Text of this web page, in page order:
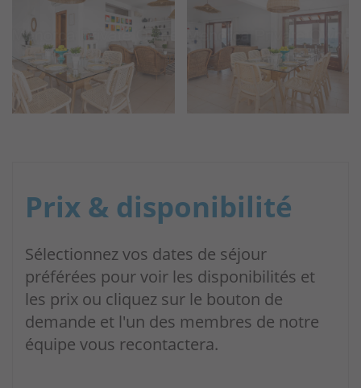
Prix & disponibilité
Sélectionnez vos dates de séjour
préférées pour voir les disponibilités et
les prix ou cliquez sur le bouton de
demande et l'un des membres de notre
équipe vous recontactera.